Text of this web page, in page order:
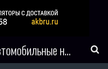
Autonews58.ru - Автомобильные новости Пензы и всего мира